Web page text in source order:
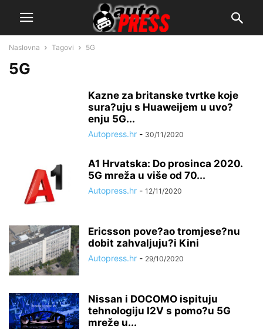
Naslovna Tagovi 5G
5G
Kazne za britanske tvrtke koje
sura?uju s Huaweijem u uvo?
enju 5G...
Autopress.hr - 30/11/2020
A1 Hrvatska: Do prosinca 2020.
5G mreža u više od 70...
Autopress.hr - 12/11/2020
Ericsson pove?ao tromjese?nu
dobit zahvaljuju?i Kini
Autopress.hr - 29/10/2020
Nissan i DOCOMO ispituju
tehnologiju I2V s pomo?u 5G
mreže u...